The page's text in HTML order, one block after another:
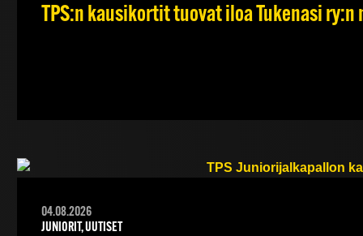
TPS:n kausikortit tuovat iloa Tukenasi
04.08.2026
JUNIORIT, UUTISET